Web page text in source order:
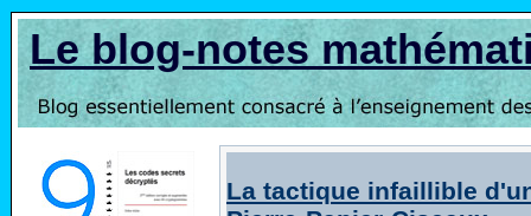
Le blog-notes
La tactique infaillible